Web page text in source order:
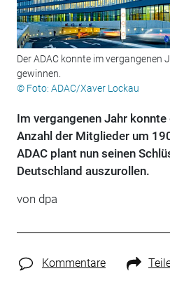
Der ADAC konnte im vergangenen
gewinnen.
© Foto: ADAC/Xaver Lockau
Im vergangenen Jahr
Anzahl der Mitglieder um
ADAC plant nun seinen
Deutschland auszurollen.
von dpa
Kommentare